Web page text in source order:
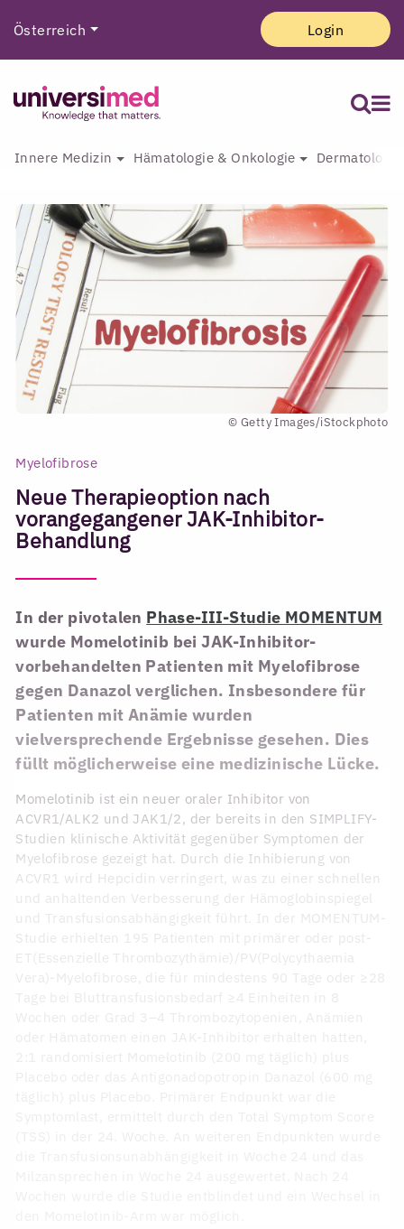
Österreich Login
Innere Medizin Hämatologie & Onkologie
© Getty Images/iStockphoto
Myelofibrose
Neue Therapieoption nach
vorangegangener JAK-Inhibitor-
Behandlung
In der pivotalen Phase-III-Studie MOMENTUM
wurde Momelotinib bei JAK-Inhibitor-
vorbehandelten Patienten mit Myelofibrose
gegen Danazol verglichen. Insbesondere für
Patienten mit Anämie wurden
vielversprechende Ergebnisse gesehen. Dies
füllt möglicherweise eine medizinische Lücke.
Momelotinib ist ein neuer oraler Inhibitor von
ACVR1/ALK2 und JAK1/2, der bereits in den SIMPLIFY-
Studien klinische Aktivität gegenüber Symptomen der
Myelofibrose gezeigt hat. Durch die Inhibierung von
ACVR1 wird Hepcidin verringert, was zu einer schnellen
und anhaltenden Verbesserung der Hämoglobinspiegel
und Transfusionsabhängigkeit führt. In der MOMENTUM-
Studie erhielten 195 Patienten mit primärer oder post-
ET(Essenzielle Thrombozythämie)/PV(Polycythaemia